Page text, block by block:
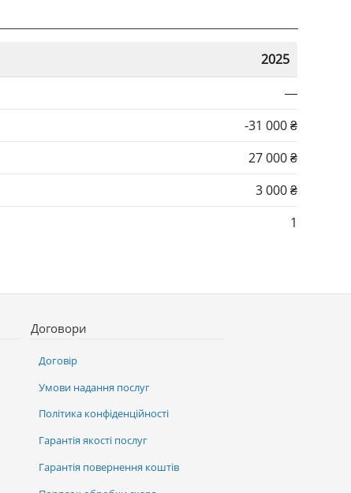
2025
—
-31 000 ₴
27 000 ₴
3 000 ₴
1
Договори
Договір
Умови надання послуг
Політика конфіденційності
Гарантія якості послуг
Гарантія повернення коштів